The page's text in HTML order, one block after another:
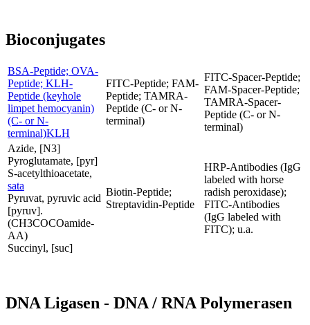
Bioconjugates
BSA-Peptide; OVA-
Peptide; KLH-
Peptide (keyhole
limpet hemocyanin)
(C- or N-
terminal)KLH
FITC-Peptide; FAM-
Peptide; TAMRA-
Peptide (C- or N-
terminal)
FITC-Spacer-Peptide;
FAM-Spacer-Peptide;
TAMRA-Spacer-
Peptide (C- or N-
terminal)
Azide, [N3]
Pyroglutamate, [pyr]
S-acetylthioacetate,
sata
Pyruvat, pyruvic acid
[pyruv].
(CH3COCOamide-
AA)
Succinyl, [suc]
Biotin-Peptide;
Streptavidin-Peptide
HRP-Antibodies (IgG
labeled with horse
radish peroxidase);
FITC-Antibodies
(IgG labeled with
FITC); u.a.
DNA Ligasen - DNA / RNA Polymerasen